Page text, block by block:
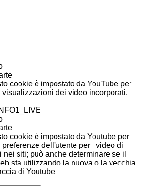
cookie è impostato da YouTube per
visualizzazioni dei video incorporati.
cookie è impostato da Youtube per
dell'utente per i video di
nei siti; può anche determinare se il
sta utilizzando la nuova o la vecchia
di Youtube.